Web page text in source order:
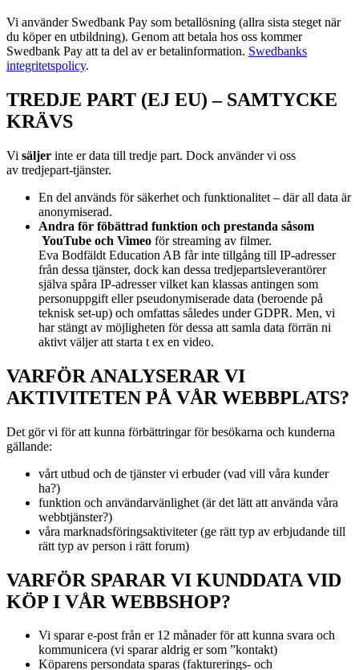
Vi använder Swedbank Pay som betallösning (allra sista steget när
du köper en utbildning). Genom att betala hos oss kommer
Swedbank Pay att ta del av er betalinformation. Swedbanks
integritetspolicy.
TREDJE PART (EJ EU) – SAMTYCKE
KRÄVS
Vi säljer inte er data till tredje part. Dock använder vi oss
av tredjepart-tjänster.
En del används för säkerhet och funktionalitet – där all data är
anonymiserad.
Andra för föbättrad funktion och prestanda såsom
YouTube och Vimeo för streaming av filmer.
Eva Bodfäldt Education AB får inte tillgång till IP-adresser
från dessa tjänster, dock kan dessa tredjepartsleverantörer
själva spåra IP-adresser vilket kan klassas antingen som
personuppgift eller pseudonymiserade data (beroende på
teknisk set-up) och omfattas således under GDPR. Men, vi
har stängt av möjligheten för dessa att samla data förrän ni
aktivt väljer att starta t ex en video.
VARFÖR ANALYSERAR VI
AKTIVITETEN PÅ VÅR WEBBPLATS?
Det gör vi för att kunna förbättringar för besökarna och kunderna
gällande:
vårt utbud och de tjänster vi erbuder (vad vill våra kunder
ha?)
funktion och användarvänlighet (är det lätt att använda våra
webbtjänster?)
våra marknadsföringsaktiviteter (ge rätt typ av erbjudande till
rätt typ av person i rätt forum)
VARFÖR SPARAR VI KUNDDATA VID
KÖP I VÅR WEBBSHOP?
Vi sparar e-post från er 12 månader för att kunna svara och
kommunicera (vi sparar aldrig er som ”kontakt)
Köparens persondata sparas (fakturerings- och